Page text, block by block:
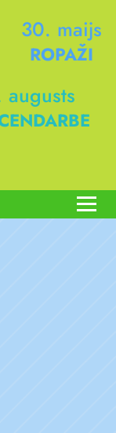
30. maijs
ROPAŽI
augusts